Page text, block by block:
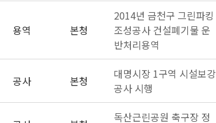
용역 본청
2014년 금천구 그린파킹
조성공사 건설폐기물 운
반처리용역
공사 본청
대명시장 1구역 시설보강
공사 시행
독산근린공원 축구장 정